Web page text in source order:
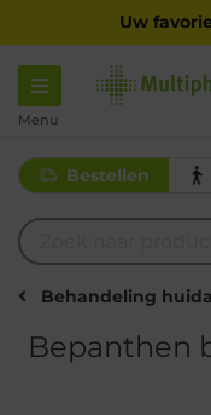
Uw
Menu
Bestellen
Behandeling
Bepanthen